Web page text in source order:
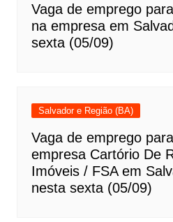
Vaga de emprego
na empresa em
sexta (05/09)
Salvador e Região (BA)
Vaga de emprego
empresa Cartório De
Imóveis / FSA em
nesta sexta (05/09)